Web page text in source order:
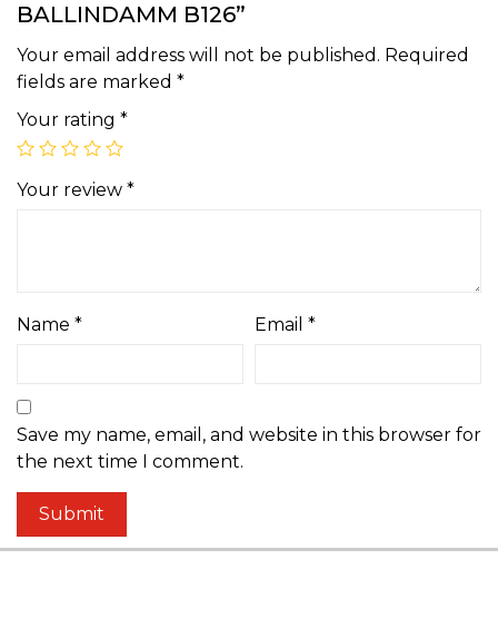
BALLINDAMM B126”
Your email address will not be published. Required
fields are marked *
Your rating *
Your review *
Name * Email *
Save my name, email, and website in this browser for
the next time I comment.